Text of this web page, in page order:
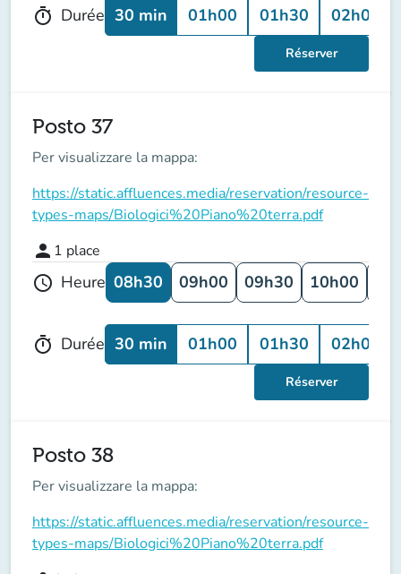
timer Durée 30 min 01h00 01h30 02h00
Réserver
Posto 37
Per visualizzare la mappa:
https://static.affluences.media/reservation/resource-
types-maps/Biologici%20Piano%20terra.pdf
person 1 place
schedule Heure 08h30 09h00 09h30 10h00
timer Durée 30 min 01h00 01h30 02h00
Réserver
Posto 38
Per visualizzare la mappa:
https://static.affluences.media/reservation/resource-
types-maps/Biologici%20Piano%20terra.pdf